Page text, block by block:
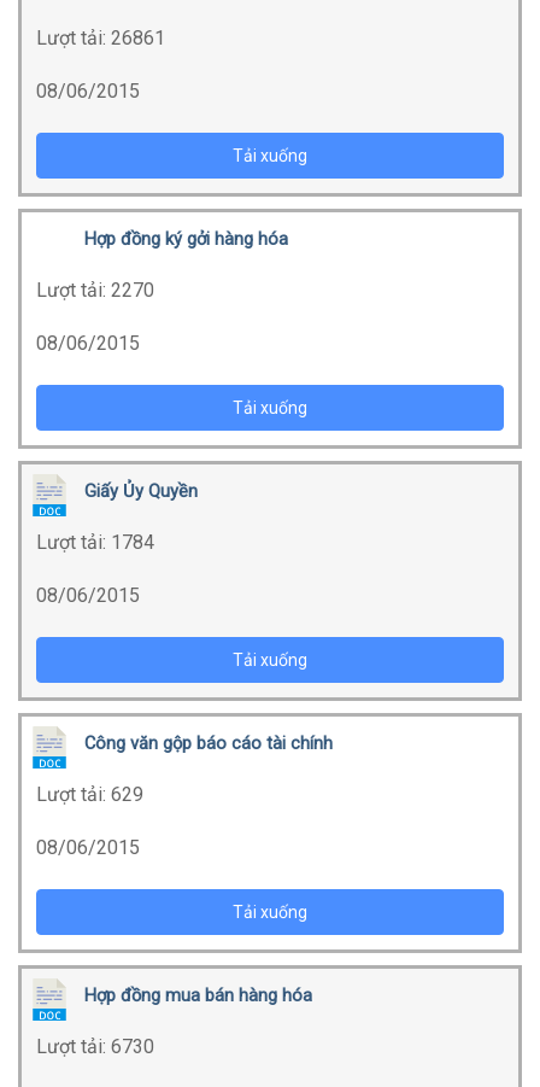
Lượt tải: 26861
08/06/2015
Tải xuống
Hợp đồng ký gởi hàng hóa
Lượt tải: 2270
08/06/2015
Tải xuống
Giấy Ủy Quyền
Lượt tải: 1784
08/06/2015
Tải xuống
Công văn gộp báo cáo tài chính
Lượt tải: 629
08/06/2015
Tải xuống
Hợp đồng mua bán hàng hóa
Lượt tải: 6730